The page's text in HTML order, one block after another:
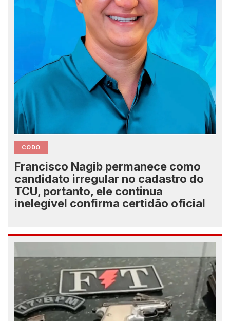
CODO
Francisco Nagib permanece como
candidato irregular no cadastro do
TCU, portanto, ele continua
inelegível confirma certidão oficial